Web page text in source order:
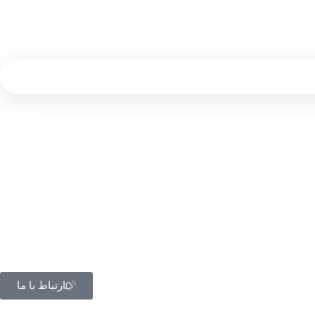
ارتباط با ما